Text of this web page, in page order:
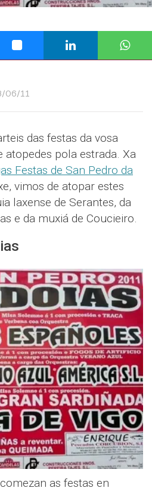
06/11
das festas da vosa
atopedes pola estrada. Xa
Festas de San Pedro da
vimos de atopar estes
laxense de Serantes, da
e da muxiá de Coucieiro.
as festas en